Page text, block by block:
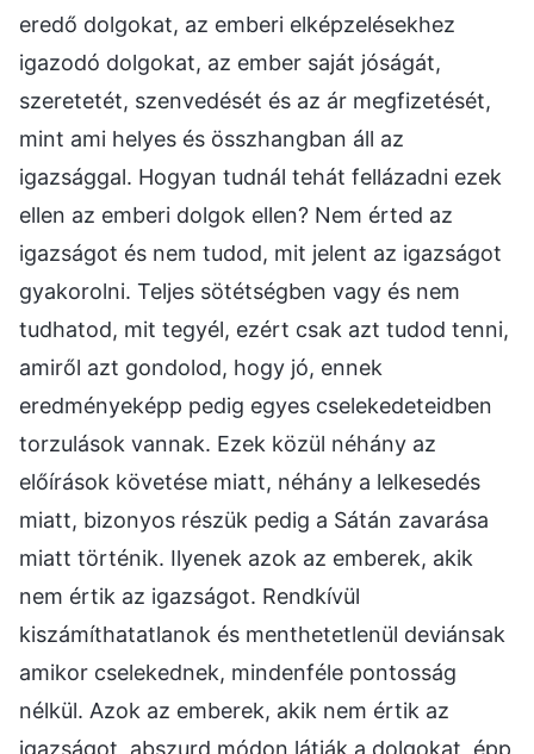
eredő dolgokat, az emberi elképzelésekhez
igazodó dolgokat, az ember saját jóságát,
szeretetét, szenvedését és az ár megfizetését,
mint ami helyes és összhangban áll az
igazsággal. Hogyan tudnál tehát fellázadni ezek
ellen az emberi dolgok ellen? Nem érted az
igazságot és nem tudod, mit jelent az igazságot
gyakorolni. Teljes sötétségben vagy és nem
tudhatod, mit tegyél, ezért csak azt tudod tenni,
amiről azt gondolod, hogy jó, ennek
eredményeképp pedig egyes cselekedeteidben
torzulások vannak. Ezek közül néhány az
előírások követése miatt, néhány a lelkesedés
miatt, bizonyos részük pedig a Sátán zavarása
miatt történik. Ilyenek azok az emberek, akik
nem értik az igazságot. Rendkívül
kiszámíthatatlanok és menthetetlenül deviánsak
amikor cselekednek, mindenféle pontosság
nélkül. Azok az emberek, akik nem értik az
igazságot, abszurd módon látják a dolgokat, épp